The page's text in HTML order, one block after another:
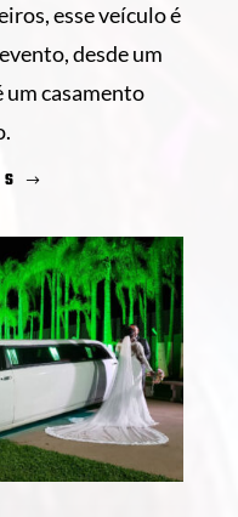
esse veículo é
desde um
um casamento